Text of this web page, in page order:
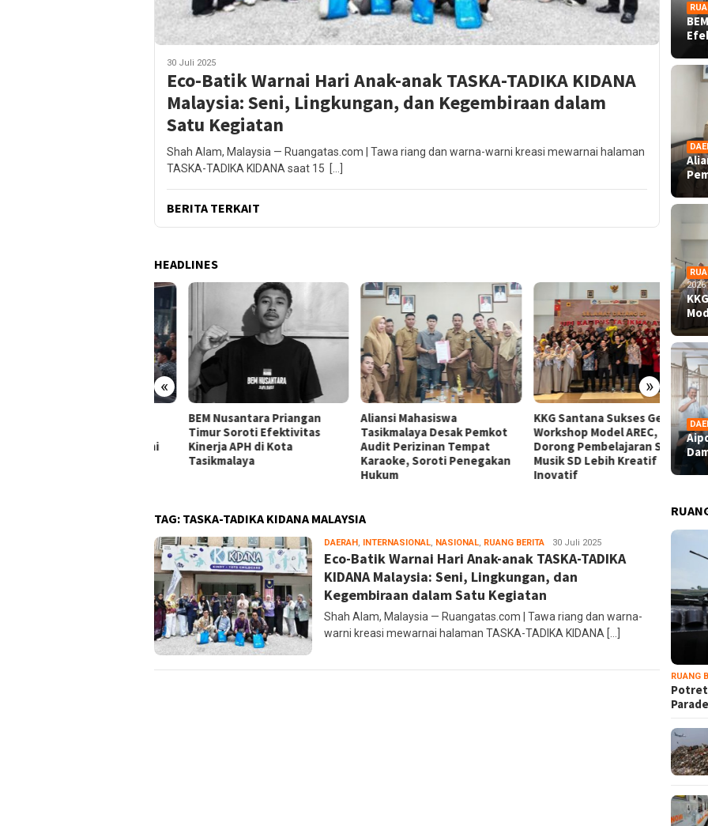
30 Juli 2025
Eco-Batik Warnai Hari Anak-anak TASKA-TADIKA KIDANA
Malaysia: Seni, Lingkungan, dan Kegembiraan dalam
Satu Kegiatan
Shah Alam, Malaysia — Ruangatas.com | Tawa riang dan warna-warni kreasi mewarnai halaman
TASKA-TADIKA KIDANA saat 15 […]
BERITA TERKAIT
HEADLINES
« »
BEM Nusantara Priangan
Timur Soroti Efektivitas
Kinerja APH di Kota
Tasikmalaya
Aliansi Mahasiswa
Tasikmalaya Desak Pemkot
Audit Perizinan Tempat
Karaoke, Soroti Penegakan
Hukum
KKG Santana Sukses Gelar
Workshop Model AREC,
Dorong Pembelajaran Seni
Musik SD Lebih Kreatif dan
Inovatif
Aipda
TAG: TASKA-TADIKA KIDANA MALAYSIA
DAERAH, INTERNASIONAL, NASIONAL, RUANG BERITA Ruang
Editor
30 Juli 2025
Eco-Batik Warnai Hari Anak-anak TASKA-TADIKA
KIDANA Malaysia: Seni, Lingkungan, dan
Kegembiraan dalam Satu Kegiatan
Shah Alam, Malaysia — Ruangatas.com | Tawa riang dan warna-
warni kreasi mewarnai halaman TASKA-TADIKA KIDANA […]
2026
RUANG
Potret